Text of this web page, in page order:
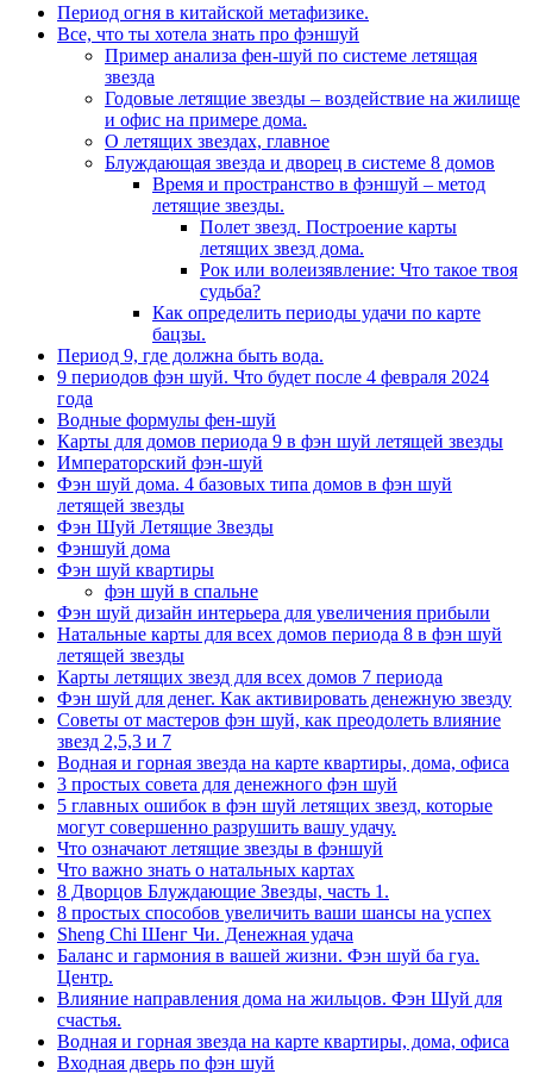
Период огня в китайской метафизике.
Все, что ты хотела знать про фэншуй
Пример анализа фен-шуй по системе летящая
звезда
Годовые летящие звезды – воздействие на жилище
и офис на примере дома.
О летящих звездах, главное
Блуждающая звезда и дворец в системе 8 домов
Время и пространство в фэншуй – метод
летящие звезды.
Полет звезд. Построение карты
летящих звезд дома.
Рок или волеизявление: Что такое твоя
судьба?
Как определить периоды удачи по карте
бацзы.
Период 9, где должна быть вода.
9 периодов фэн шуй. Что будет после 4 февраля 2024
года
Водные формулы фен-шуй
Карты для домов периода 9 в фэн шуй летящей звезды
Императорский фэн-шуй
Фэн шуй дома. 4 базовых типа домов в фэн шуй
летящей звезды
Фэн Шуй Летящие Звезды
Фэншуй дома
Фэн шуй квартиры
фэн шуй в спальне
Фэн шуй дизайн интерьера для увеличения прибыли
Натальные карты для всех домов периода 8 в фэн шуй
летящей звезды
Карты летящих звезд для всех домов 7 периода
Фэн шуй для денег. Как активировать денежную звезду
Советы от мастеров фэн шуй, как преодолеть влияние
звезд 2,5,3 и 7
Водная и горная звезда на карте квартиры, дома, офиса
3 простых совета для денежного фэн шуй
5 главных ошибок в фэн шуй летящих звезд, которые
могут совершенно разрушить вашу удачу.
Что означают летящие звезды в фэншуй
Что важно знать о натальных картах
8 Дворцов Блуждающие Звезды, часть 1.
8 простых способов увеличить ваши шансы на успех
Sheng Chi Шенг Чи. Денежная удача
Баланс и гармония в вашей жизни. Фэн шуй ба гуа.
Центр.
Влияние направления дома на жильцов. Фэн Шуй для
счастья.
Водная и горная звезда на карте квартиры, дома, офиса
Входная дверь по фэн шуй